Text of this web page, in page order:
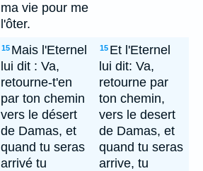
ma vie pour me
l'ôter.
15 Mais l'Eternel
lui dit : Va,
retourne-t'en
par ton chemin
vers le désert
de Damas, et
quand tu seras
arrivé tu
15 Et l'Eternel
lui dit: Va,
retourne par
ton chemin,
vers le desert
de Damas, et
quand tu seras
arrive, tu